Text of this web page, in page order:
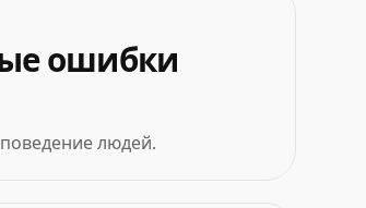
ошибки
людей.